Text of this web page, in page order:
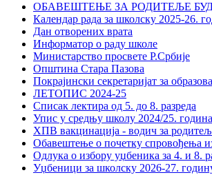
ОБАВЕШТЕЊЕ ЗА РОДИТЕЉЕ
Календар рада за школску 2025-26.
Дан отворених врата
Информатор о раду школе
Министарство просвете Р.Србије
Општина Стара Пазова
Покрајински секретаријат за
ЛЕТОПИС 2024-25
Списак лектира од 5. до 8. разреда
Упис у средњу школу 2024/25. година
ХПВ вакцинација - водич за
Обавештење о почетку спровођења
Одлука о избору уџбеника за 4. и 8.
Уџбеници за школску 2026-27.